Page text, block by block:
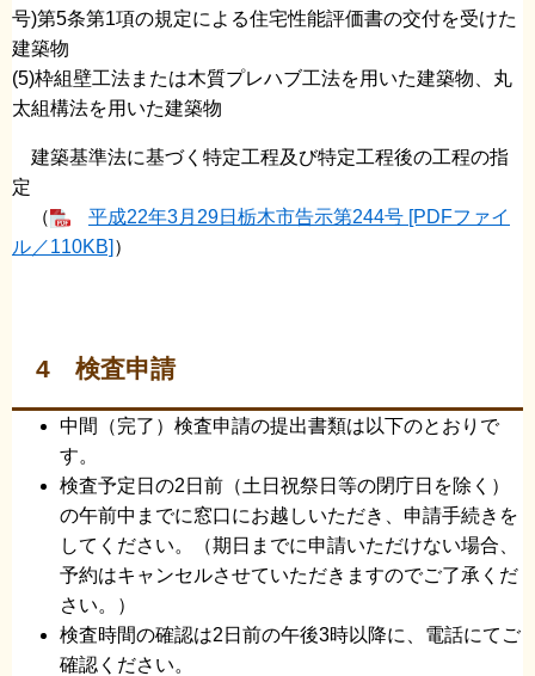
号)第5条第1項の規定による住宅性能評価書の交付を受けた
建築物
(5)枠組壁工法または木質プレハブ工法を用いた建築物、丸
太組構法を用いた建築物
建築基準法に基づく特定工程及び特定工程後の工程の指
定
（
平成22年3月29日栃木市告示第244号 [PDFファイ
ル／110KB] ）
4 検査申請
中間（完了）検査申請の提出書類は以下のとおりで
す。
検査予定日の2日前（土日祝祭日等の閉庁日を除く）
の午前中までに窓口にお越しいただき、申請手続きを
してください。（期日までに申請いただけない場合、
予約はキャンセルさせていただきますのでご了承くだ
さい。）
検査時間の確認は2日前の午後3時以降に、電話にてご
確認ください。